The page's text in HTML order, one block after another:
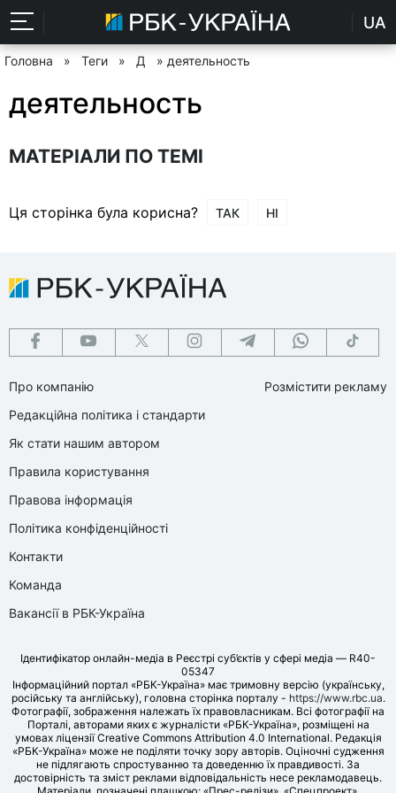
UA
Головна » Теги » Д » деятельность
деятельность
МАТЕРІАЛИ ПО ТЕМІ
Ця сторінка була корисна? ТАК НІ
Про компанію
Редакційна політика і стандарти
Як стати нашим автором
Правила користування
Правова інформація
Політика конфіденційності
Контакти
Команда
Вакансії в РБК-Україна
Розмістити рекламу
Ідентифікатор онлайн-медіа в Реєстрі суб’єктів у сфері медіа — R40-
05347
Інформаційний портал «РБК-Україна» має тримовну версію (українську,
російську та англійську), головна сторінка порталу - https://www.rbc.ua.
Фотографії, зображення належать їх правовласникам. Всі фотографії на
Порталі, авторами яких є журналісти «РБК-Україна», розміщені на
умовах ліцензії Creative Commons Attribution 4.0 International. Редакція
«РБК-Україна» може не поділяти точку зору авторів. Оціночні судження
не підлягають спростуванню та доведенню їх правдивості. За
достовірність та зміст реклами відповідальність несе рекламодавець.